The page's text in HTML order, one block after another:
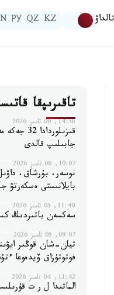
تالداۋ KZ
QZ
РУ
تاقىرىپقا
14:56, 06 تامىز 2026
جابىلىپ قالدى
10:07, 06 تامىز 2026
بايلانىستى ەسكەرتۋ
11:40, 05 تامىز 2026
سەكسەن باتىردىڭ
09:07, 05 تامىز 2026
تيان-شان قوڭىر
فوتوتۇزاق ۆيدەوعا
11:42, 04 تامىز 2026
الماتىدا ل ر ت